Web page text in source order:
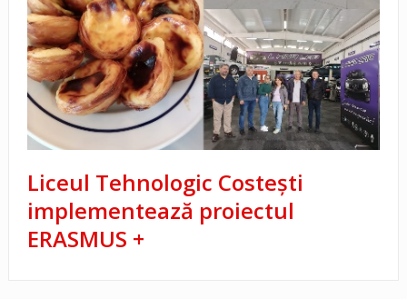
Liceul Tehnologic Costești
implementează proiectul
ERASMUS +